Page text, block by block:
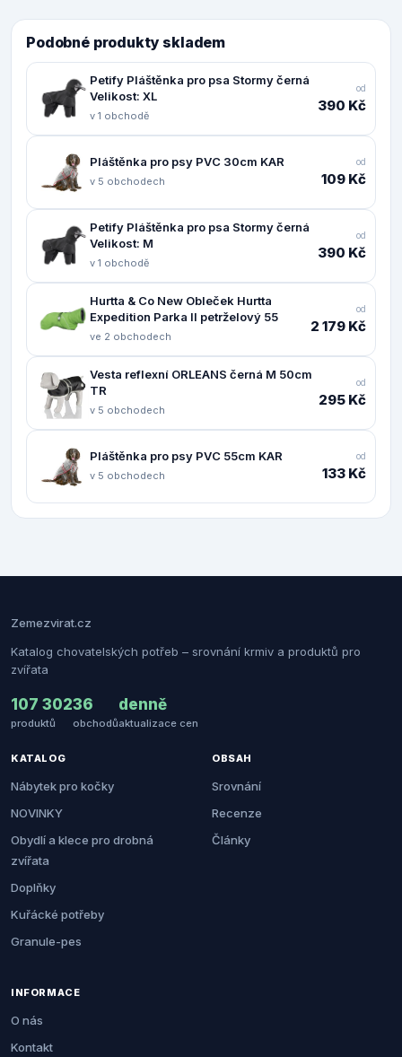
Podobné produkty skladem
Petify Pláštěnka pro psa Stormy černá
Velikost: XL
v 1 obchodě
od
390 Kč
Pláštěnka pro psy PVC 30cm KAR
v 5 obchodech
od
109 Kč
Petify Pláštěnka pro psa Stormy černá
Velikost: M
v 1 obchodě
od
390 Kč
Hurtta & Co New Obleček Hurtta
Expedition Parka II petrželový 55
ve 2 obchodech
od
2 179 Kč
Vesta reflexní ORLEANS černá M 50cm
TR
v 5 obchodech
od
295 Kč
Pláštěnka pro psy PVC 55cm KAR
v 5 obchodech
od
133 Kč
Zemezvirat.cz
Katalog chovatelských potřeb – srovnání krmiv a produktů pro
zvířata
107 302
produktů
36
obchodů
denně
aktualizace cen
KATALOG
Nábytek pro kočky
NOVINKY
Obydlí a klece pro drobná
zvířata
Doplňky
Kuřácké potřeby
Granule-pes
OBSAH
Srovnání
Recenze
Články
INFORMACE
O nás
Kontakt